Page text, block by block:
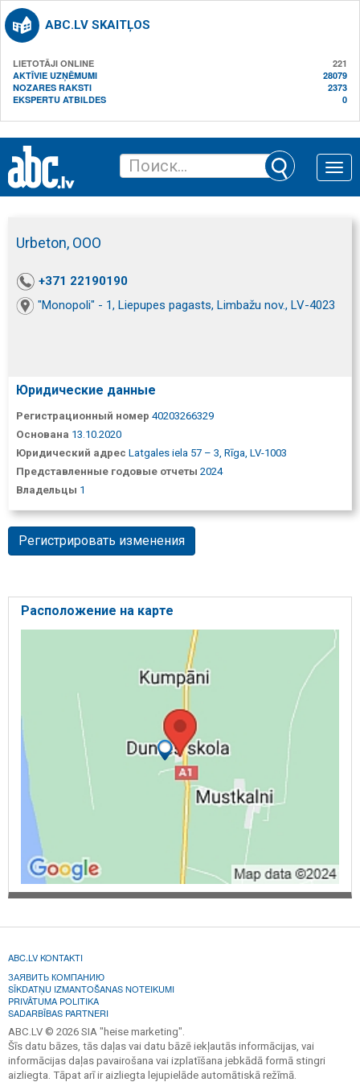
ABC.LV SKAITĻOS
LIETOTĀJI ONLINE
221
AKTĪVIE UZŅĒMUMI
28079
NOZARES RAKSTI
2373
EKSPERTU ATBILDES
0
Toggle
Urbeton, ООО
+371 22190190
"Monopoli" - 1, Liepupes pagasts, Limbažu nov., LV-4023
Юридические данные
Регистрационный номер 40203266329
Основана 13.10.2020
Юридический адрес Latgales iela 57 – 3, Rīga, LV-1003
Представленные годовые отчеты 2024
Владельцы 1
Регистрировать изменения
Расположение на карте
ABC.LV KONTAKTI
ЗАЯВИТЬ КОМПАНИЮ
SĪKDATŅU IZMANTOŠANAS NOTEIKUMI
PRIVĀTUMA POLITIKA
SADARBĪBAS PARTNERI
ABC.LV © 2026 SIA "heise marketing".
Šīs datu bāzes, tās daļas vai datu bāzē iekļautās informācijas, vai
informācijas daļas pavairošana vai izplatīšana jebkādā formā stingri
aizliegta. Tāpat arī ir aizliegta lejupielāde automātiskā režīmā.